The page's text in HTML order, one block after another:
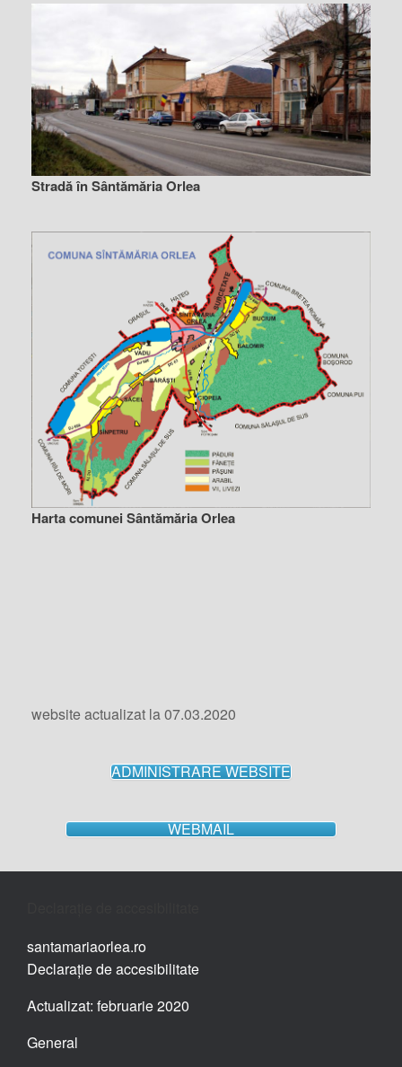
Stradă în Sântămăria Orlea
Harta comunei Sântămăria Orlea
website actualizat la 07.03.2020
ADMINISTRARE WEBSITE
WEBMAIL
santamariaorlea.ro
Declarație de accesibilitate
Actualizat: februarie 2020
General